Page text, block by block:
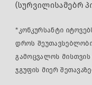
(სურვილისამებრ
*კონკურსანტი
დროს
გამოცვალოს
ჯგუფის მიერ